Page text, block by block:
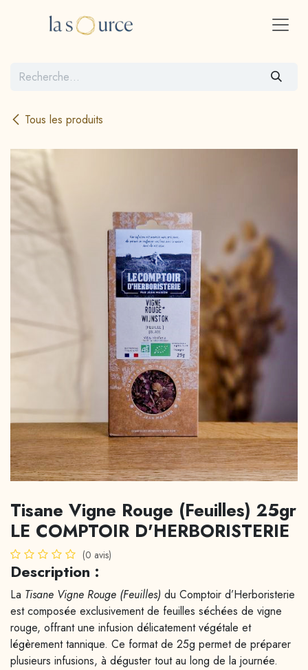
Tous les produits
Tisane Vigne Rouge (Feuilles) 25gr
LE COMPTOIR D'HERBORISTERIE
(0 avis)
Description :
La Tisane Vigne Rouge (Feuilles) du Comptoir d’Herboristerie
est composée exclusivement de feuilles séchées de vigne
rouge, offrant une infusion délicatement végétale et
légèrement tannique. Ce format de 25g permet de préparer
plusieurs infusions, à déguster tout au long de la journée.